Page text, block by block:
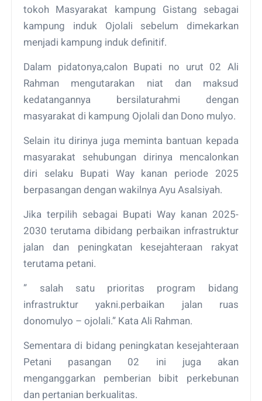
tokoh Masyarakat kampung Gistang sebagai
kampung induk Ojolali sebelum dimekarkan
menjadi kampung induk definitif.
Dalam pidatonya,calon Bupati no urut 02 Ali
Rahman mengutarakan niat dan maksud
kedatangannya bersilaturahmi dengan
masyarakat di kampung Ojolali dan Dono mulyo.
Selain itu dirinya juga meminta bantuan kepada
masyarakat sehubungan dirinya mencalonkan
diri selaku Bupati Way kanan periode 2025
berpasangan dengan wakilnya Ayu Asalsiyah.
Jika terpilih sebagai Bupati Way kanan 2025-
2030 terutama dibidang perbaikan infrastruktur
jalan dan peningkatan kesejahteraan rakyat
terutama petani.
” salah satu prioritas program bidang
infrastruktur yakni.perbaikan jalan ruas
donomulyo – ojolali.” Kata Ali Rahman.
Sementara di bidang peningkatan kesejahteraan
Petani pasangan 02 ini juga akan
menganggarkan pemberian bibit perkebunan
dan pertanian berkualitas.